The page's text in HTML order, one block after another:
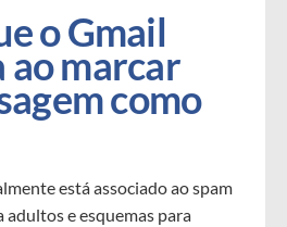
o Gmail
ao marcar
como
está associado ao spam
e esquemas para